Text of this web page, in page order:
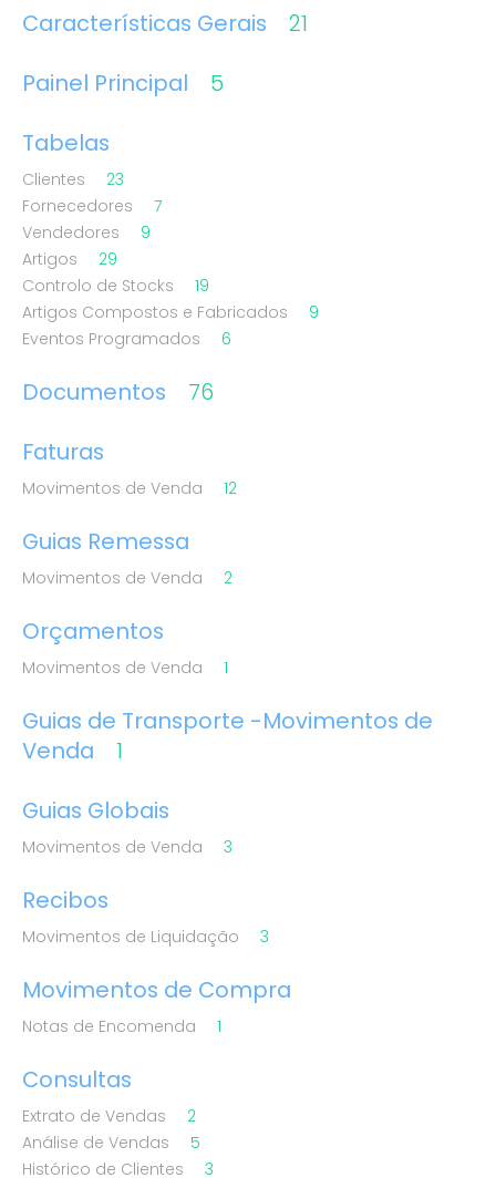
Características Gerais
21
Painel Principal
5
Tabelas
Clientes
23
Fornecedores
7
Vendedores
9
Artigos
29
Controlo de Stocks
19
Artigos Compostos e Fabricados
9
Eventos Programados
6
Documentos
76
Faturas
Movimentos de Venda 12
Guias Remessa
Movimentos de Venda 2
Orçamentos
Movimentos de Venda 1
Guias de Transporte -Movimentos de
Venda
1
Guias Globais
Movimentos de Venda 3
Recibos
Movimentos de Liquidação 3
Movimentos de Compra
Notas de Encomenda 1
Consultas
Extrato de Vendas
2
Análise de Vendas
5
Histórico de Clientes
3